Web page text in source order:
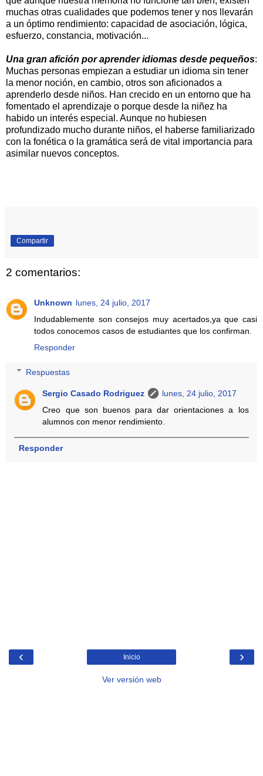
muchas otras cualidades que podemos tener y nos llevarán
a un óptimo rendimiento: capacidad de asociación, lógica,
esfuerzo, constancia, motivación...
Una gran afición por aprender idiomas desde pequeños:
Muchas personas empiezan a estudiar un idioma sin tener
la menor noción, en cambio, otros son aficionados a
aprenderlo desde niños. Han crecido en un entorno que ha
fomentado el aprendizaje o porque desde la niñez ha
habido un interés especial. Aunque no hubiesen
profundizado mucho durante niños, el haberse familiarizado
con la fonética o la gramática será de vital importancia para
asimilar nuevos conceptos.
Compartir
2 comentarios:
Unknown lunes, 24 julio, 2017
Indudablemente son consejos muy acertados,ya que casi
todos conocemos casos de estudiantes que los confirman.
Responder
Respuestas
Sergio Casado Rodriguez
lunes, 24 julio, 2017
Creo que son buenos para dar orientaciones a los
alumnos con menor rendimiento.
Responder
‹ ›
Inicio
Ver versión web